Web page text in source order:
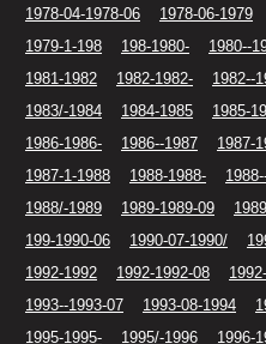
1978-04-1978-06
1978-06-1979
1979-1-198
198-1980- 1980--
1981-1982
1982-1982- 1982--
1983/-1984
1984-1985 1985-
1986-1986-
1986--1987 1987-
1987-1-1988
1988-1988-
1988/-1989
1989-1989-09
199-1990-06
1990-07-1990/
1992-1992
1992-1992-08
1993--1993-07
1993-08-1994
1995-1995-
1995/-1996 1996-